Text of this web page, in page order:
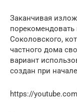
Заканчивая
Соколовского,
частного дома
вариант
создан при
https://